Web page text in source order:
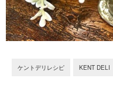
ケントデリレシピ KENT DELI